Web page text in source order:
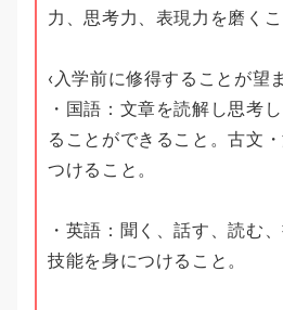
力、思考力、表現力を磨くこ
‹入学前に修得することが望
・国語：文章を読解し思考
ることができること。古文
つけること。
・英語：聞く、話す、読む
技能を身につけること。